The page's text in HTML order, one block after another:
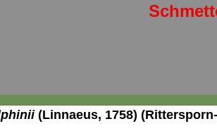
(Linnaeus, 1758)